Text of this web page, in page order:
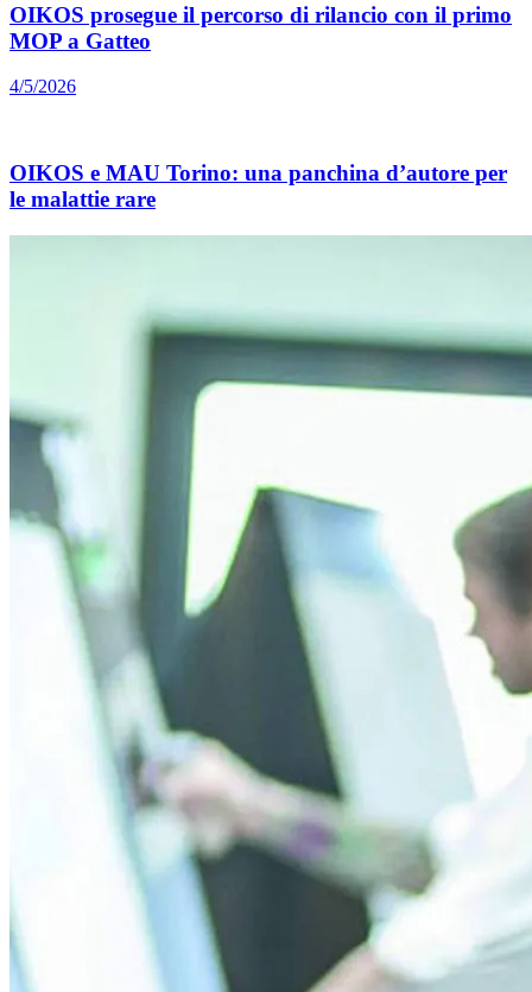
OIKOS prosegue il percorso di rilancio con il primo
MOP a Gatteo
4/5/2026
OIKOS e MAU Torino: una panchina d’autore per
le malattie rare